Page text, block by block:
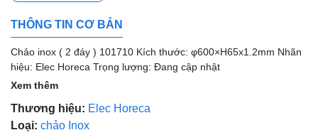
THÔNG TIN CƠ BẢN
Chảo inox ( 2 đáy ) 101710 Kích thước: φ600×H65x1.2mm Nhãn
hiệu: Elec Horeca Trọng lượng: Đang cập nhật
Xem thêm
Thương hiệu: Elec Horeca
Loại: chảo Inox
Điều kiện: